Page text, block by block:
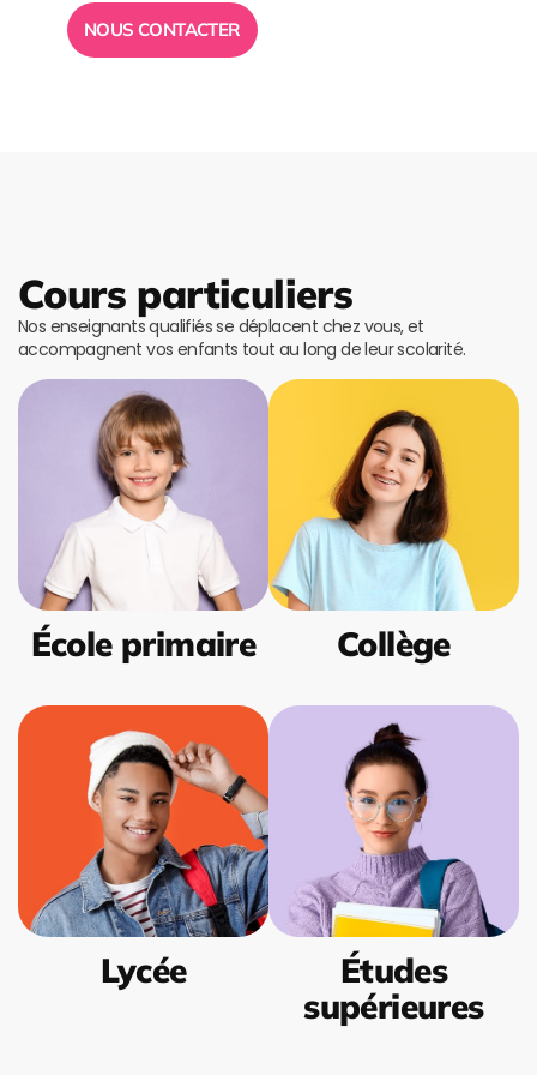
NOUS CONTACTER
Cours particuliers
Nos enseignants qualifiés se déplacent chez vous, et
accompagnent vos enfants tout au long de leur scolarité.
École primaire Collège
Lycée
Études
supérieures